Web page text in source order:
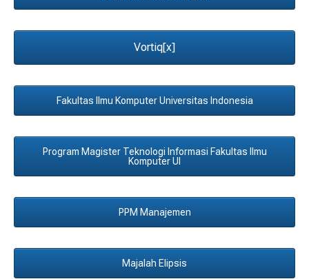
Vortiq[x]
Fakultas Ilmu Komputer Universitas Indonesia
Program Magister Teknologi Informasi Fakultas Ilmu
Komputer UI
PPM Manajemen
Majalah Elipsis